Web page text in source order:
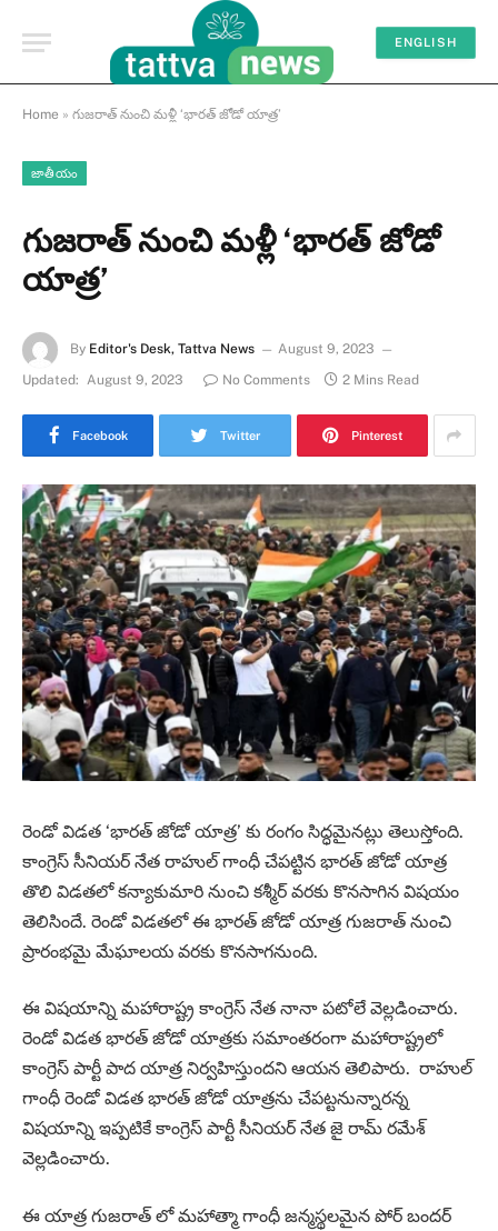
ENGLISH
Home » గుజరాత్ నుంచి మళ్లీ ‘భారత్ జోడో యాత్ర’
జాతీయం
గుజరాత్ నుంచి మళ్లీ ‘భారత్ జోడో
యాత్ర’
By Editor's Desk, Tattva News
August 9, 2023
Updated: August 9, 2023 No Comments 2 Mins Read
Facebook Twitter Pinterest
రెండో విడత ‘భారత్ జోడో యాత్ర’ కు రంగం సిద్ధమైనట్లు తెలుస్తోంది.
కాంగ్రెస్ సీనియర్ నేత రాహుల్ గాంధీ చేపట్టిన భారత్ జోడో యాత్ర
తొలి విడతలో కన్యాకుమారి నుంచి కశ్మీర్ వరకు కొనసాగిన విషయం
తెలిసిందే. రెండో విడతలో ఈ భారత్ జోడో యాత్ర గుజరాత్ నుంచి
ప్రారంభమై మేఘాలయ వరకు కొనసాగనుంది.
ఈ విషయాన్ని మహారాష్ట్ర కాంగ్రెస్ నేత నానా పటోలే వెల్లడించారు.
రెండో విడత భారత్ జోడో యాత్రకు సమాంతరంగా మహారాష్ట్రలో
కాంగ్రెస్ పార్టీ పాద యాత్ర నిర్వహిస్తుందని ఆయన తెలిపారు. రాహుల్
గాంధీ రెండో విడత భారత్ జోడో యాత్రను చేపట్టనున్నారన్న
విషయాన్ని ఇప్పటికే కాంగ్రెస్ పార్టీ సీనియర్ నేత జై రామ్ రమేశ్
వెల్లడించారు.
ఈ యాత్ర గుజరాత్ లో మహాత్మా గాంధీ జన్మస్థలమైన పోర్ బందర్